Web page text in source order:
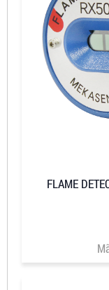
FLAME